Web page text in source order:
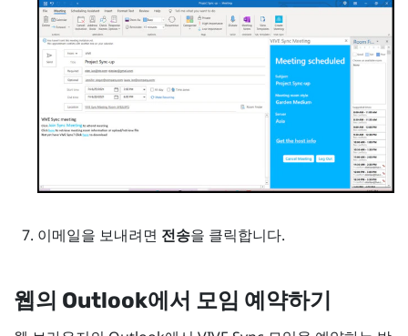
이메일을 보내려면 전송을 클릭합니다.
웹의 Outlook에서 모임 예약하기